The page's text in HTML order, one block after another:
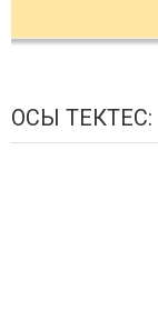
ОСЫ ТЕКТЕС: